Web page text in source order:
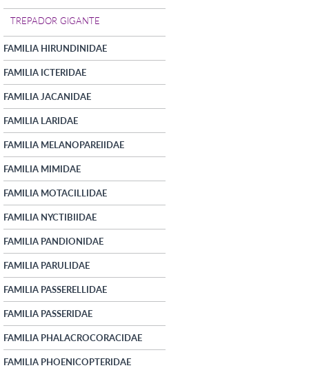
TREPADOR GIGANTE
FAMILIA HIRUNDINIDAE
FAMILIA ICTERIDAE
FAMILIA JACANIDAE
FAMILIA LARIDAE
FAMILIA MELANOPAREIIDAE
FAMILIA MIMIDAE
FAMILIA MOTACILLIDAE
FAMILIA NYCTIBIIDAE
FAMILIA PANDIONIDAE
FAMILIA PARULIDAE
FAMILIA PASSERELLIDAE
FAMILIA PASSERIDAE
FAMILIA PHALACROCORACIDAE
FAMILIA PHOENICOPTERIDAE